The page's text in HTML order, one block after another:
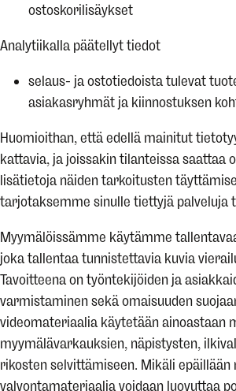
ostoskorilisäykset
Analytiikalla päätellyt tiedot
selaus- ja ostotiedoista tulevat
asiakasryhmät ja kiinnostuksen
Huomioithan, että edellä mainitut
kattavia, ja joissakin tilanteissa saattaa
lisätietoja näiden tarkoitusten
tarjotaksemme sinulle tiettyjä palveluja
Myymälöissämme käytämme
joka tallentaa tunnistettavia kuvia
Tavoitteena on työntekijöiden ja
varmistaminen sekä omaisuuden
videomateriaalia käytetään ainoastaan
myymälävarkauksien, näpistysten,
rikosten selvittämiseen. Mikäli epäillään
valvontamateriaalia voidaan luovuttaa